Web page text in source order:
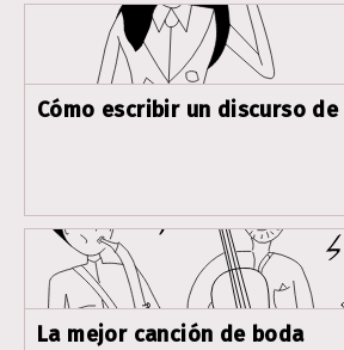
Cómo escribir un discurso
La mejor canción de boda